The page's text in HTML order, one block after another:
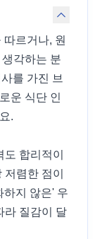
르거나, 원
각하는 분
를 가진 브
운 식단 인
.
합리적이
렴한 점이
하지 않은' 우
라 질감이 달